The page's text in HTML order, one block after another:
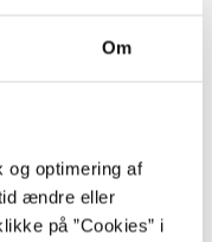
Om
og optimering af
ændre eller
på ”Cookies” i